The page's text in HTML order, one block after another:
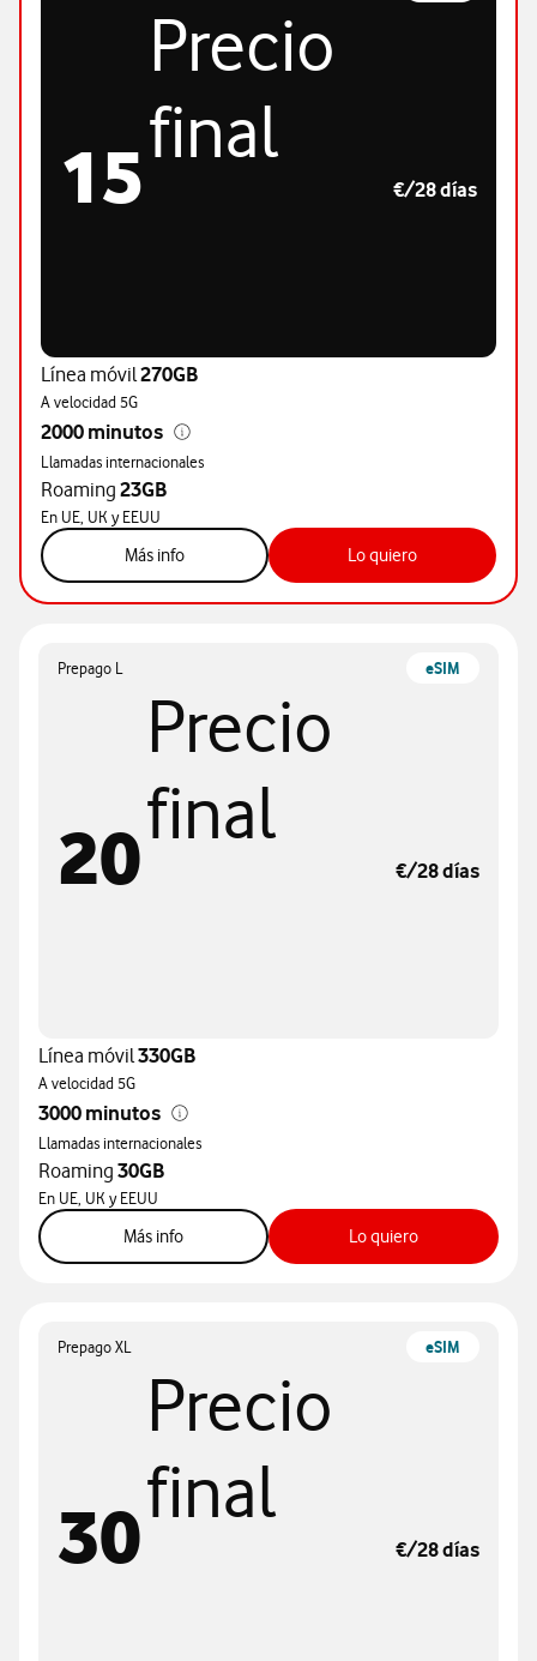
15 €/28 días
Precio
final
Línea móvil270GB
A velocidad 5G
2000 minutos
Llamadas internacionales
Roaming 23GB
En UE, UK y EEUU
Más infosobre tarifa M Lo quierosobre tarifa M
Prepago L eSIM
20 €/28 días
Precio
final
Línea móvil330GB
A velocidad 5G
3000 minutos
Llamadas internacionales
Roaming 30GB
En UE, UK y EEUU
Más infosobre tarifa L Lo quierosobre tarifa L
Prepago XL eSIM
30 €/28 días
Precio
final